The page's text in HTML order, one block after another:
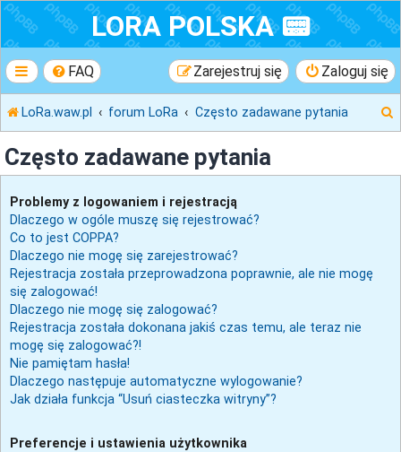
LORA POLSKA 📟
FAQ Zaloguj się
Zarejestruj się
LoRa.waw.pl forum LoRa Często zadawane pytania
Często zadawane pytania
Problemy z logowaniem i rejestracją
Dlaczego w ogóle muszę się rejestrować?
Co to jest COPPA?
Dlaczego nie mogę się zarejestrować?
Rejestracja została przeprowadzona poprawnie, ale nie mogę
się zalogować!
Dlaczego nie mogę się zalogować?
Rejestracja została dokonana jakiś czas temu, ale teraz nie
mogę się zalogować?!
Nie pamiętam hasła!
Dlaczego następuje automatyczne wylogowanie?
Jak działa funkcja “Usuń ciasteczka witryny”?
Preferencje i ustawienia użytkownika